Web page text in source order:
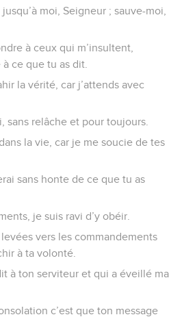
moi, Seigneur ; sauve-moi,
à ceux qui m’insultent,
ce que tu as dit.
la vérité, car j’attends avec
sans relâche et pour toujours.
la vie, car je me soucie de tes
sans honte de ce que tu as
je suis ravi d’y obéir.
vers les commandements
à ta volonté.
à ton serviteur et qui a éveillé ma
c’est que ton message